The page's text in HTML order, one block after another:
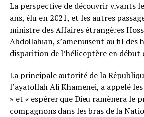
La perspective de découvrir vivants
ans, élu en 2021, et les autres
ministre des Affaires étrangères
Abdollahian, s’amenuisent au fil des
disparition de l’hélicoptère en début
La principale autorité de la
l’ayatollah Ali Khamenei, a appelé
» et « espérer que Dieu ramènera le
compagnons dans les bras de la